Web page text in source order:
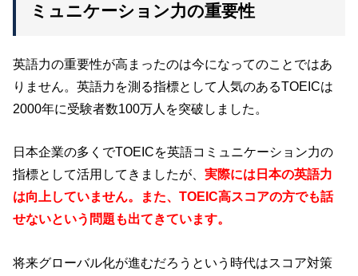
ミュニケーション力の重要性
英語力の重要性が高まったのは今になってのことではあ
りません。英語力を測る指標として人気のあるTOEICは
2000年に受験者数100万人を突破しました。
日本企業の多くでTOEICを英語コミュニケーション力の
指標として活用してきましたが、実際には日本の英語力
は向上していません。また、TOEIC高スコアの方でも話
せないという問題も出てきています。
将来グローバル化が進むだろうという時代はスコア対策